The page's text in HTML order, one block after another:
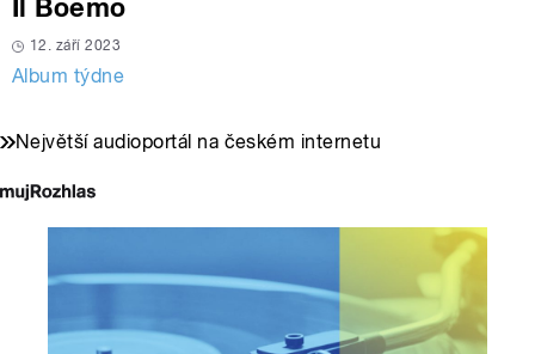
Il Boemo
12. září 2023
Album týdne
Největší audioportál na českém internetu